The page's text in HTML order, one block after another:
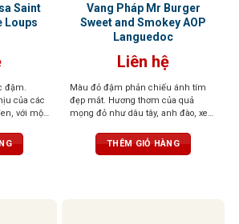
Saint
Loups
đậm.
của các
với một
tráng rất
sự
Vang Pháp Mr Burger
Sweet and Smokey AOP
Languedoc
Liên hệ
Màu đỏ đậm phản chiếu ánh tím
đẹp mắt. Hương thơm của quả
mọng đỏ như dâu tây, anh đào, xen
hương, tuyết tùng tạo nên một tầng
hương phức hợp, gợi cảm và sống
THÊM GIỎ HÀNG